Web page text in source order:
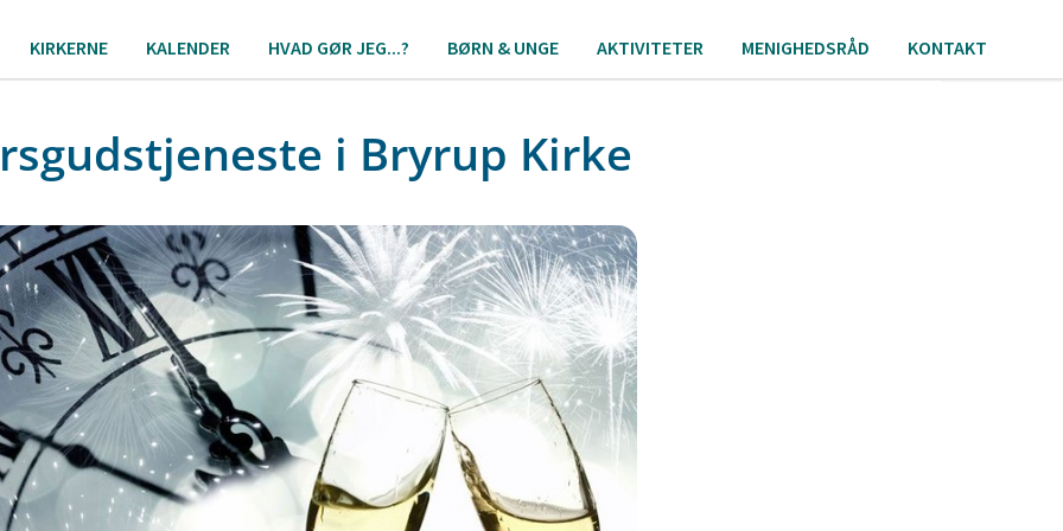
KIRKERNE KALENDER HVAD GØR JEG...? BØRN & UNGE AKTIVITETER MENIGHEDSRÅD KONTAKT
i Bryrup Kirke